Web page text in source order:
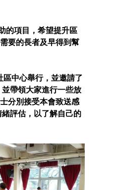
的項目，希望提升區
要的長者及早得到幫
中心舉行，並邀請了
帶領大家進行一些放
分別接受本會致送感
評估，以了解自己的